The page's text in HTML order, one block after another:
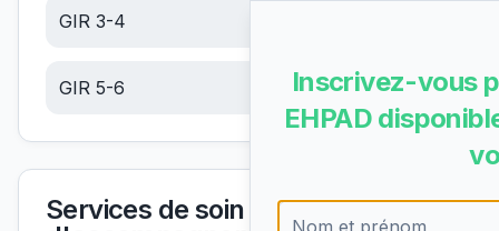
GIR 3-4
GIR 5-6 6.48€/jour
Services de soin et
Inscrivez-vous
EHPAD